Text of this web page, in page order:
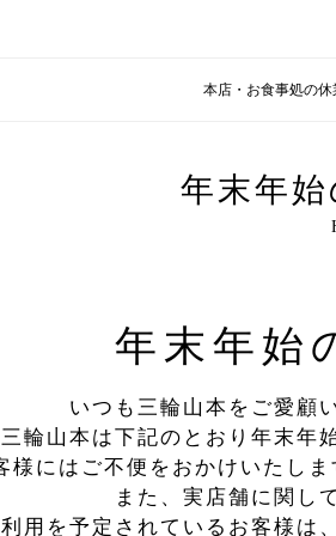
本店・お食事処の休
年末年
年末年始
いつも三輪山本をご愛顧
三輪山本は下記のとおり年末年
様にはご不便をおかけいたし
また、実店舗に関し
用を予定されているお客様は